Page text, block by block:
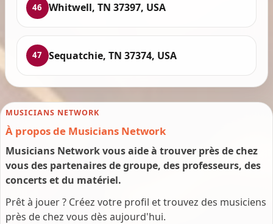
46 Whitwell, TN 37397, USA
47 Sequatchie, TN 37374, USA
MUSICIANS NETWORK
À propos de Musicians Network
Musicians Network vous aide à trouver près de chez
vous des partenaires de groupe, des professeurs, des
concerts et du matériel.
Prêt à jouer ? Créez votre profil et trouvez des musiciens
près de chez vous dès aujourd'hui.